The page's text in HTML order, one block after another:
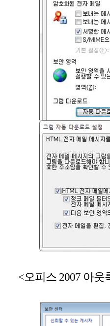
<오피스 2007 아웃